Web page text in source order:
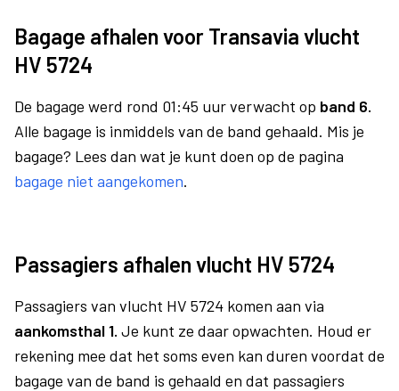
Bagage afhalen voor Transavia vlucht
HV 5724
De bagage werd rond 01:45 uur verwacht op band 6.
Alle bagage is inmiddels van de band gehaald. Mis je
bagage? Lees dan wat je kunt doen op de pagina
bagage niet aangekomen.
Passagiers afhalen vlucht HV 5724
Passagiers van vlucht HV 5724 komen aan via
aankomsthal 1. Je kunt ze daar opwachten. Houd er
rekening mee dat het soms even kan duren voordat de
bagage van de band is gehaald en dat passagiers